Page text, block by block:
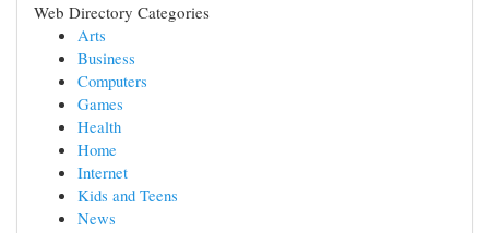
Web Directory Categories
Arts
Business
Computers
Games
Health
Home
Internet
Kids and Teens
News